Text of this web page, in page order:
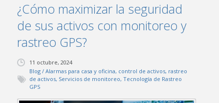
CLIENTES
CONTÁCTENOS
¿Cómo maximizar la seguridad
de sus activos con monitoreo y
rastreo GPS?
11 octubre, 2024
Blog /Alarmas para casa y oficina, control de activos, rastreo
de activos, Servicios de monitoreo,Tecnología de Rastreo
GPS